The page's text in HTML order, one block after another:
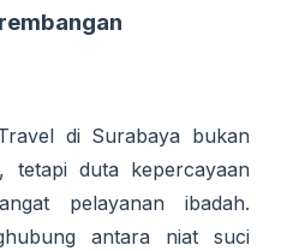
di Surabaya bukan
tetapi duta kepercayaan
pelayanan ibadah.
antara niat suci